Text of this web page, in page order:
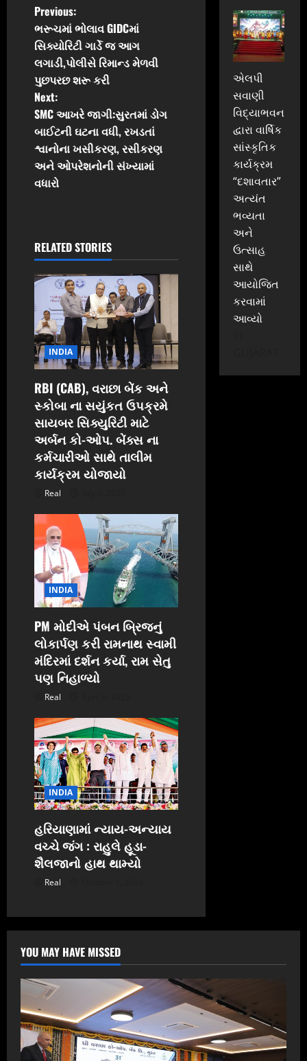
P
o
s
t
n
a
v
g
a
t
i
o
n
Previous:
ભરૂચમાં ભોલાવ GIDCમાં
સિક્યોરિટી ગાર્ડે જ આગ
લગાડી,પોલીસે રિમાન્ડ મેળવી
પુછપરછ શરૂ કરી
Next:
SMC આખરે જાગી:સુરતમાં ડોગ
બાઈટની ઘટના વધી, રખડતાં
શ્વાનોના ખસીકરણ, રસીકરણ
અને ઓપરેશનોની સંખ્યામાં
વધારો
RELATED STORIES
INDIA
RBI (CAB), વરાછા બેંક અને
સ્કોબા ના સયુંકત ઉપક્રમે
સાયબર સિક્યુરિટી માટે
અર્બન કો-ઓપ. બેંક્સ ના
કર્મચારીઓ સાથે તાલીમ
કાર્યક્રમ યોજાયો
Real
INDIA
PM મોદીએ પંબન બ્રિજનું
લોકાર્પણ કરી રામનાથ સ્વામી
મંદિરમાં દર્શન કર્યા, રામ સેતુ
પણ નિહાળ્યો
Real
INDIA
હરિયાણામાં ન્યાય-અન્યાય
વચ્ચે જંગ : રાહુલે હૂડા-
શૈલજાનો હાથ થામ્યો
Real
એલપી
સવાણી
વિદ્યાભવન
દ્વારા વાર્ષિક
સાંસ્કૃતિક
કાર્યક્રમ
“દશાવતાર”
અત્યંત
ભવ્યતા
અને
ઉત્સાહ
સાથે
આયોજિત
કરવામાં
આવ્યો
YOU MAY HAVE MISSED